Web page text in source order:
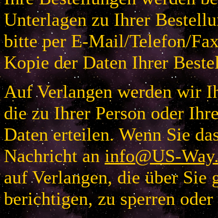
Unterlagen zu Ihrer
bitte per E-Mail/Telefon/
Kopie der Daten Ihrer
Auf Verlangen werden wir
die zu Ihrer Person oder
Daten erteilen. Wenn Sie
Nachricht aninfo@US-
auf Verlangen, die über Sie
berichtigen, zu sperren